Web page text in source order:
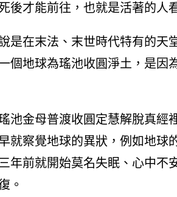
才能前往，也就是活著的人
在末法、末世時代特有的天
地球為瑤池收圓淨土，是因
金母普渡收圓定慧解脫真經
察覺地球的異狀，例如地球
前就開始莫名失眠、心中不
。